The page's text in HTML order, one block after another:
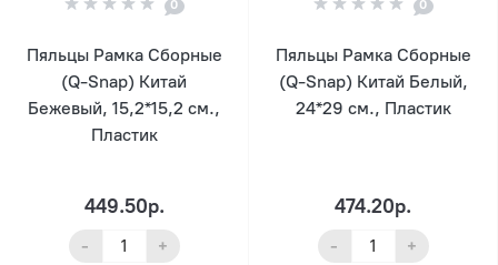
0
Пяльцы Рамка Сборные
(Q-Snap) Китай
Бежевый, 15,2*15,2 см.,
Пластик
449.50р.
- +
0
Пяльцы Рамка Сборные
(Q-Snap) Китай Белый,
24*29 см., Пластик
474.20р.
- +